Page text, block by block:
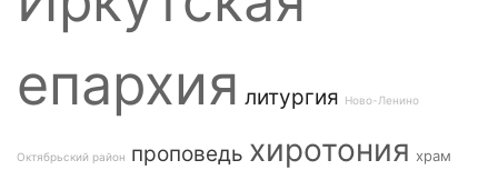
епархия литургия Ново-Ленино
Октябрьский район проповедь хиротония храм